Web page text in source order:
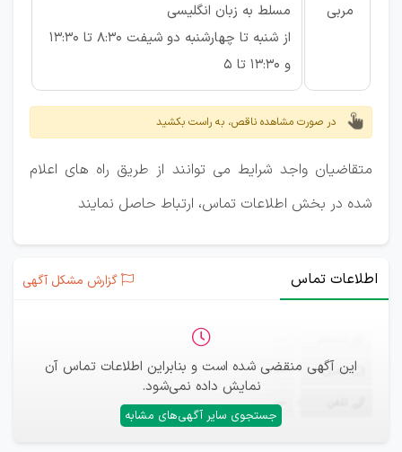
مربی
مسلط به زبان انگلیسی
از شنبه تا چهارشنبه دو شیفت 8:30 تا 13:30
و 13:30 تا 5
در صورت مشاهده ناقص، به راست بکشید
متقاضیان واجد شرایط می توانند از طریق راه های اعلام
شده در بخش اطلاعات تماس، ارتباط حاصل نمایند
اطلاعات تماس گزارش مشکل آگهی
این آگهی منقضی شده است و بنابراین اطلاعات تماس آن
نمایش داده نمی‌شود.
جستجوی سایر آگهی‌های مشابه
ایمیل —
—